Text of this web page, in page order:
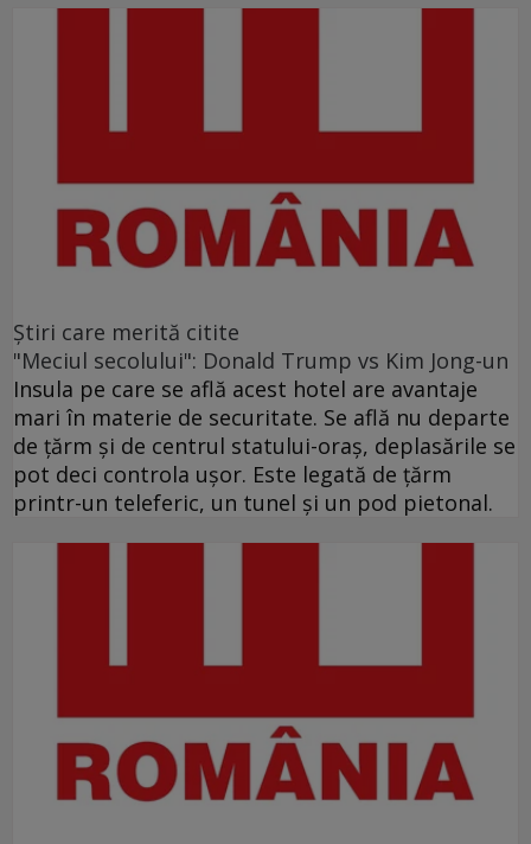
Ştiri care merită citite
"Meciul secolului": Donald Trump vs Kim Jong-un
Insula pe care se află acest hotel are avantaje
mari în materie de securitate. Se află nu departe
de ţărm şi de centrul statului-oraş, deplasările se
pot deci controla uşor. Este legată de ţărm
printr-un teleferic, un tunel şi un pod pietonal.